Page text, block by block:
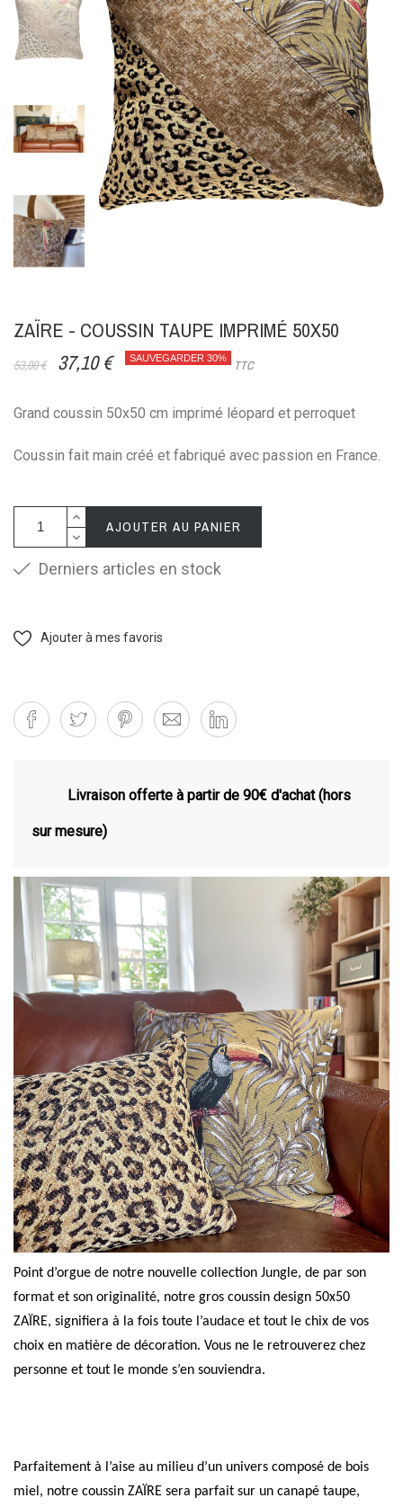
ZAÏRE - COUSSIN TAUPE IMPRIMÉ 50X50
53,00 € 37,10 € SAUVEGARDER 30%
TTC
Grand coussin 50x50 cm imprimé léopard et perroquet
Coussin fait main créé et fabriqué avec passion en France.
AJOUTER AU PANIER
Derniers articles en stock
Ajouter à mes favoris
Livraison offerte à partir de 90€ d'achat (hors
sur mesure)
Point d’orgue de notre nouvelle collection Jungle, de par son
format et son originalité, notre gros coussin design 50x50
ZAÏRE, signifiera à la fois toute l’audace et tout le chix de vos
choix en matière de décoration. Vous ne le retrouverez chez
personne et tout le monde s’en souviendra.
Parfaitement à l’aise au milieu d’un univers composé de bois
miel, notre coussin ZAÏRE sera parfait sur un canapé taupe,